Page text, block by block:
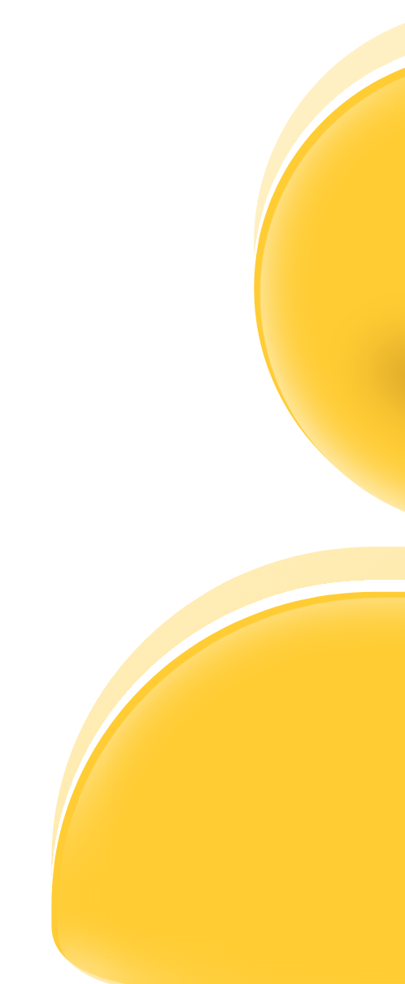
Desfrute da partilha de lucros e comissões de copy trading
Análise de big data, incluindo informações comerciais, etc.
Estratégias de negociação
Aprenda como se manter lucrativo